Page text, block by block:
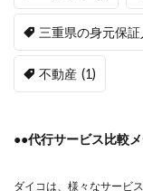
三重県の身元保
不動産 (1)
●●代行サービス比較
ダイコは、様々なサービ